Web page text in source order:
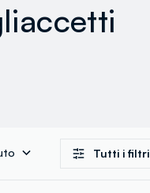
Tutti i filtri